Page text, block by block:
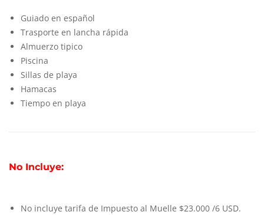
Guiado en español
Trasporte en lancha rápida
Almuerzo tipico
Piscina
Sillas de playa
Hamacas
Tiempo en playa
No Incluye:
No incluye tarifa de Impuesto al Muelle $23.000 /6 USD.